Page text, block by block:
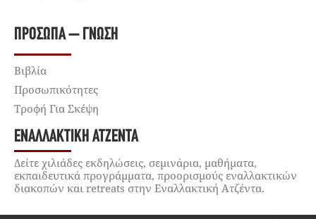
ΠΡΌΣΩΠΑ – ΓΝΏΣΗ
Βιβλία
Προσωπικότητες
Τροφή Για Σκέψη
ΕΝΑΛΛΑΚΤΙΚΉ ΑΤΖΈΝΤΑ
Δείτε χιλιάδες εκδηλώσεις, σεμινάρια, μαθήματα,
εκπαιδευτικά προγράμματα, προορισμούς εναλλακτικών
διακοπών και retreats στην Εναλλακτική Ατζέντα.